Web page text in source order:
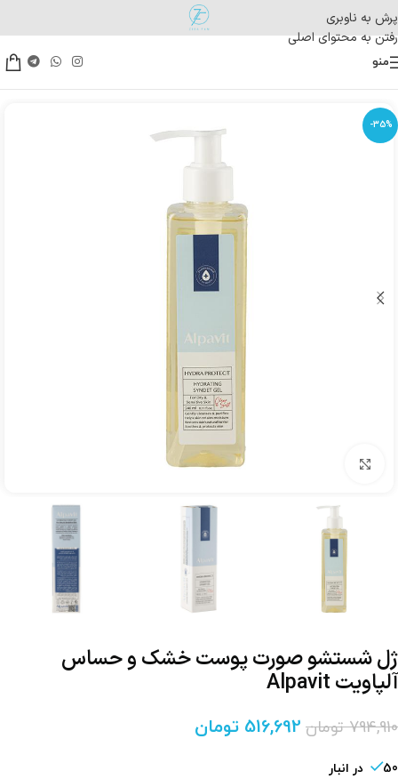
پرش به ناوبری
رفتن به محتوای اصلی
منو
-35%
برای بزرگنمایی کلیک کنید
ژل شستشو صورت پوست خشک و حساس
آلپاویت Alpavit
794,910 تومان 516,692 تومان
50 در انبار